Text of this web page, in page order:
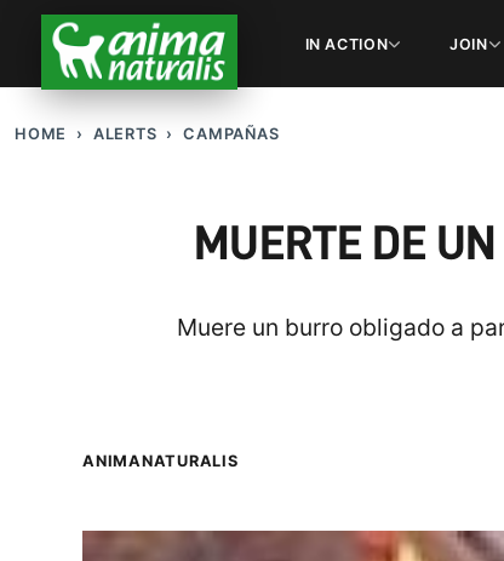
IN ACTION JOIN
HOME ALERTS CAMPAÑAS
MUERTE DE
Muere un burro obligado a
ANIMANATURALIS